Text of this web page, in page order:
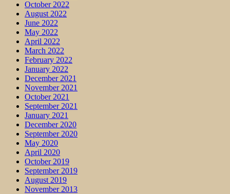
October 2022
August 2022
June 2022
May 2022
April 2022
March 2022
February 2022
January 2022
December 2021
November 2021
October 2021
September 2021
January 2021
December 2020
September 2020
May 2020
April 2020
October 2019
September 2019
August 2019
November 2013